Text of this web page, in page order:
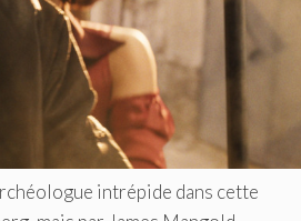
intrépide dans cette